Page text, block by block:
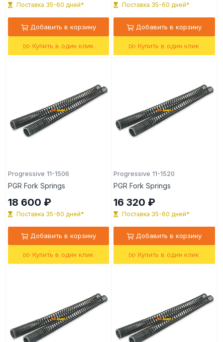
Поставка 35-60 дней*
Добавить в корзину
Купить в один клик
Поставка 35-60 дней*
Добавить в корзину
Купить в один клик
Progressive 11-1506
PGR Fork Springs
18 600 ₽
Поставка 35-60 дней*
Добавить в корзину
Купить в один клик
Progressive 11-1520
PGR Fork Springs
16 320 ₽
Поставка 35-60 дней*
Добавить в корзину
Купить в один клик